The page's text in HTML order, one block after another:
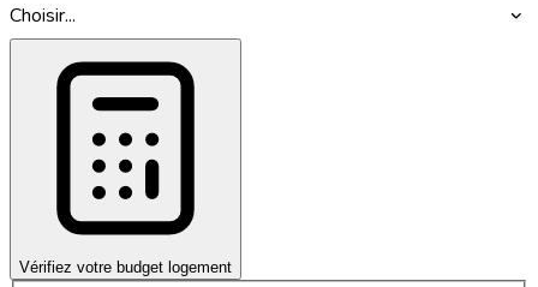
Choisir...
Vérifiez votre budget logement